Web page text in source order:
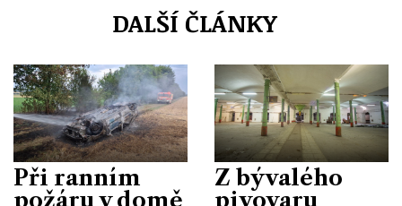
DALŠÍ ČLÁNKY
Při ranním
požáru v domě
Z bývalého
pivovaru